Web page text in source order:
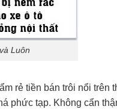
Luôn
rẻ tiền bán trôi nổi trên
phức tạp. Không cẩn